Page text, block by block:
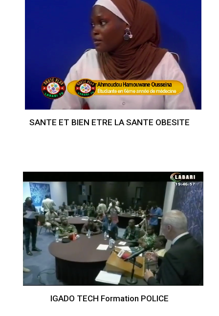
SANTE ET BIEN ETRE LA SANTE OBESITE
IGADO TECH Formation POLICE